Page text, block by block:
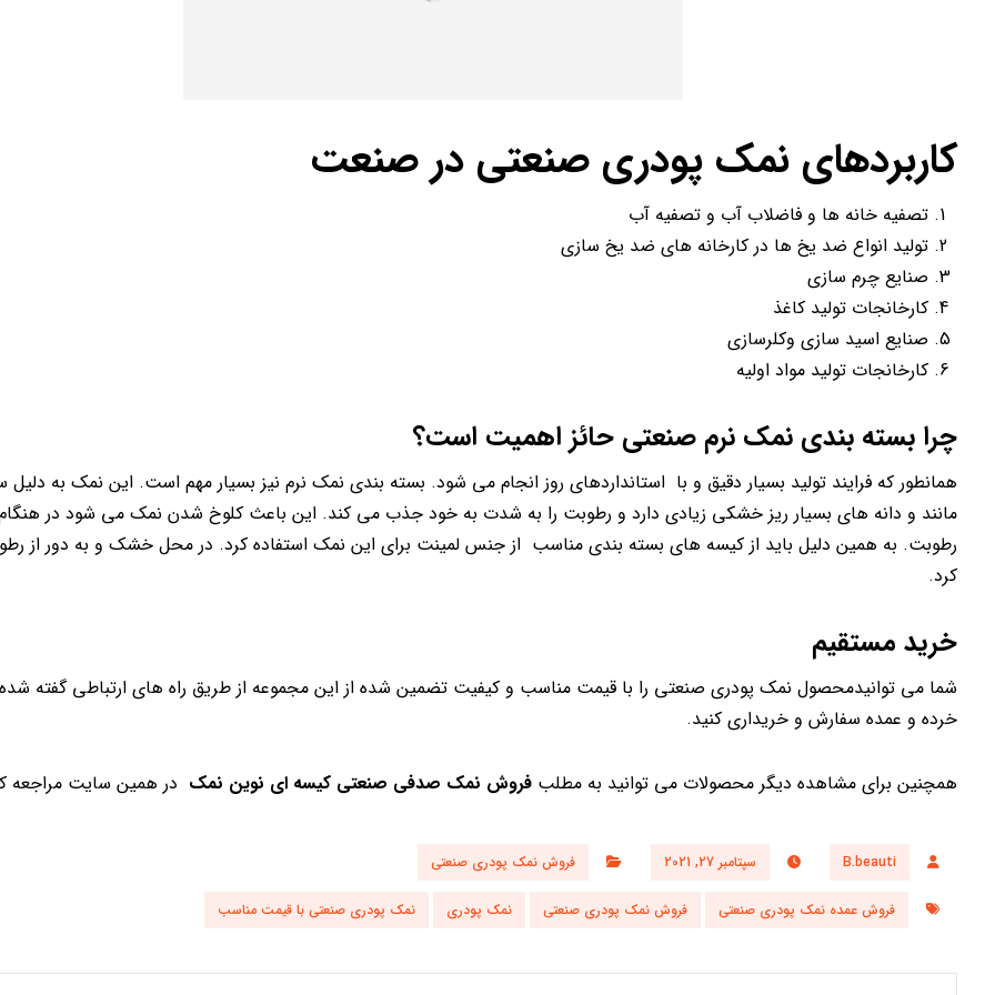
کاربردهای نمک پودری صنعتی در صنعت
تصفیه خانه ها و فاضلاب آب و تصفیه آب
تولید انواع ضد یخ ها در کارخانه های ضد یخ سازی
صنایع چرم سازی
کارخانجات تولید کاغذ
صنایع اسید سازی وکلرسازی
کارخانجات تولید مواد اولیه
چرا بسته بندی نمک نرم صنعتی حائز اهمیت است؟
همانطور که فرایند تولید بسیار دقیق و با استانداردهای روز انجام می شود. بسته بندی نمک نرم نیز بسیار مهم است. این نمک به دلیل
مانند و دانه های بسیار ریز خشکی زیادی دارد و رطوبت را به شدت به خود جذب می کند. این باعث کلوخ شدن نمک می شود در
رطوبت. به همین دلیل باید از کیسه های بسته بندی مناسب از جنس لمینت برای این نمک استفاده کرد. در محل خشک و به دور از
کرد.
خرید مستقیم
شما می توانیدمحصول نمک پودری صنعتی را با قیمت مناسب و کیفیت تضمین شده از این مجموعه از طریق راه های ارتباطی گفته
خرده و عمده سفارش و خریداری کنید.
همچنین برای مشاهده دیگر محصولات می توانید به مطلب فروش نمک صدفی صنعتی کیسه ای نوین نمک در همین سایت مراجعه
B.beauti سپتامبر 27, 2021 فروش نمک پودری صنعتی
فروش عمده نمک پودری صنعتی فروش نمک پودری صنعتی نمک پودری نمک پودری صنعتی با قیمت مناسب